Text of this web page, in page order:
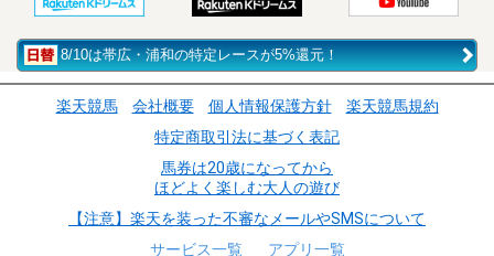
8/10は帯広・浦和の特定レースが5%還元！
楽天競馬 会社概要 個人情報保護方針
楽天競馬規約
特定商取引法に基づく表記
馬券は20歳になってから
ほどよく楽しむ大人の遊び
【注意】楽天を装った不審なメールやSMSについて
サービス一覧
アプリ一覧